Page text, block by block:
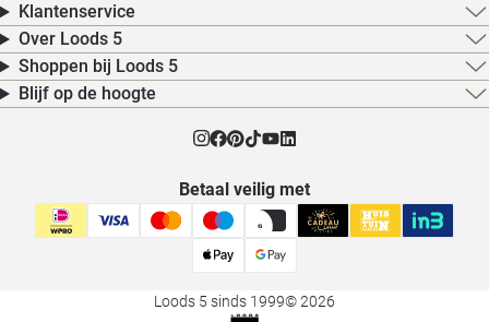
Klantenservice
Over Loods 5
Shoppen bij Loods 5
Blijf op de hoogte
Betaal veilig met
Loods 5 sinds 1999© 2026